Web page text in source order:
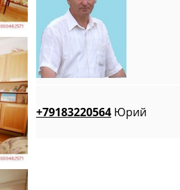
+79183220564 Юрий